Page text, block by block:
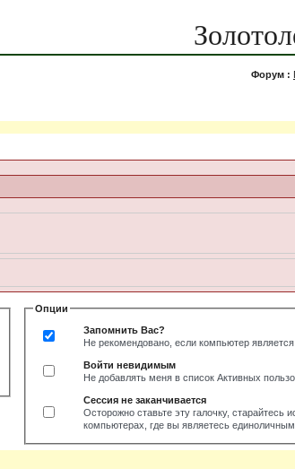
Форум :
Опции
Запомнить Вас?
Не рекомендовано, если компьютер
Войти невидимым
Не добавлять меня в список Активных
Сессия не заканчивается
Осторожно ставьте эту галочку, старайтесь
компьютерах, где вы являетесь